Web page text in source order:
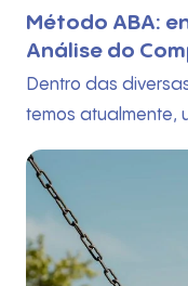
Método ABA:
Análise do
Dentro das
temos atualmente,